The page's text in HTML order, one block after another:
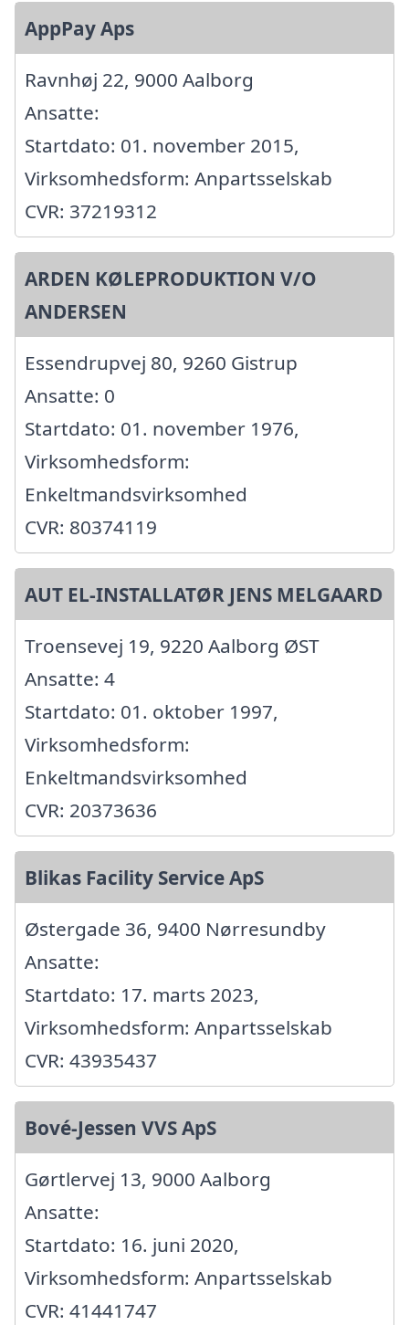
AppPay Aps
Ravnhøj 22, 9000 Aalborg
Ansatte:
Startdato: 01. november 2015,
Virksomhedsform: Anpartsselskab
CVR: 37219312
ARDEN KØLEPRODUKTION V/O
ANDERSEN
Essendrupvej 80, 9260 Gistrup
Ansatte: 0
Startdato: 01. november 1976,
Virksomhedsform:
Enkeltmandsvirksomhed
CVR: 80374119
AUT EL-INSTALLATØR JENS MELGAARD
Troensevej 19, 9220 Aalborg ØST
Ansatte: 4
Startdato: 01. oktober 1997,
Virksomhedsform:
Enkeltmandsvirksomhed
CVR: 20373636
Blikas Facility Service ApS
Østergade 36, 9400 Nørresundby
Ansatte:
Startdato: 17. marts 2023,
Virksomhedsform: Anpartsselskab
CVR: 43935437
Bové-Jessen VVS ApS
Gørtlervej 13, 9000 Aalborg
Ansatte:
Startdato: 16. juni 2020,
Virksomhedsform: Anpartsselskab
CVR: 41441747